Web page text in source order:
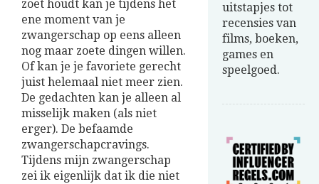
zoet houdt kan je tijdens het
ene moment van je
zwangerschap op eens alleen
nog maar zoete dingen willen.
Of kan je je favoriete gerecht
juist helemaal niet meer zien.
De gedachten kan je alleen al
misselijk maken (als niet
erger). De befaamde
zwangerschapcravings.
Tijdens mijn zwangerschap
zei ik eigenlijk dat ik die niet
uitstapjes tot
recensies van
films, boeken,
games en
speelgoed.